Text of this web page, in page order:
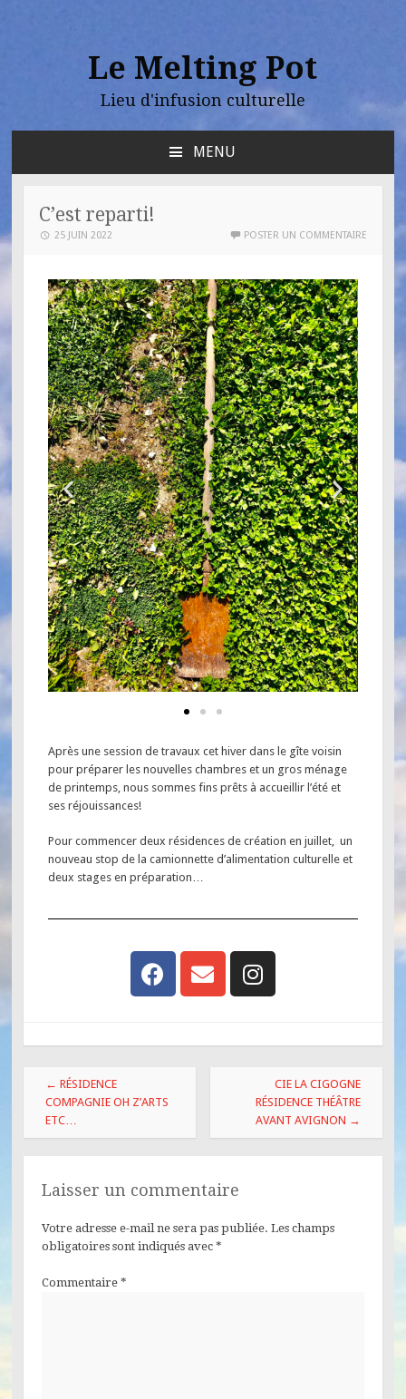
Le Melting Pot
Lieu d'infusion culturelle
MENU
C’est reparti!
25 JUIN 2022 POSTER UN COMMENTAIRE
Après une session de travaux cet hiver dans le gîte voisin
pour préparer les nouvelles chambres et un gros ménage
de printemps, nous sommes fins prêts à accueillir l’été et
ses réjouissances!
Pour commencer deux résidences de création en juillet, un
nouveau stop de la camionnette d’alimentation culturelle et
deux stages en préparation…
← RÉSIDENCE
COMPAGNIE OH Z’ARTS
ETC…
CIE LA CIGOGNE
RÉSIDENCE THÉÂTRE
AVANT AVIGNON →
Laisser un commentaire
Votre adresse e-mail ne sera pas publiée. Les champs
obligatoires sont indiqués avec *
Commentaire *